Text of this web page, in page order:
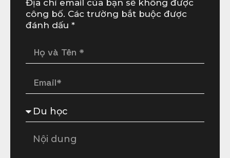
Địa chỉ email của bạn sẽ không được
công bố. Các trường bắt buộc được
đánh dấu *